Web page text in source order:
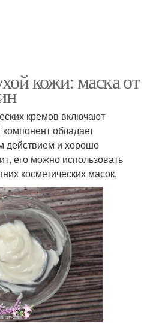
кожи: маска от
кремов включают
обладает
и хорошо
его можно использовать
косметических масок.